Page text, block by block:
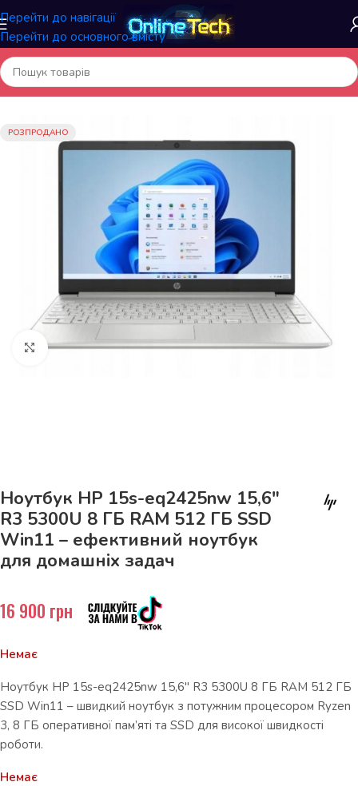
Перейти до навігації
Перейти до основного вмісту
Головна/Електроніка/Ноутбуки
РОЗПРОДАНО
Натисніть, щоб збільшити
Ноутбук HP 15s-eq2425nw 15,6″
R3 5300U 8 ГБ RAM 512 ГБ SSD
Win11 – ефективний ноутбук
для домашніх задач
16 900 грн
Немає
Ноутбук HP 15s-eq2425nw 15,6″ R3 5300U 8 ГБ RAM 512 ГБ
SSD Win11 – швидкий ноутбук з потужним процесором Ryzen
3, 8 ГБ оперативної пам’яті та SSD для високої швидкості
роботи.
Немає